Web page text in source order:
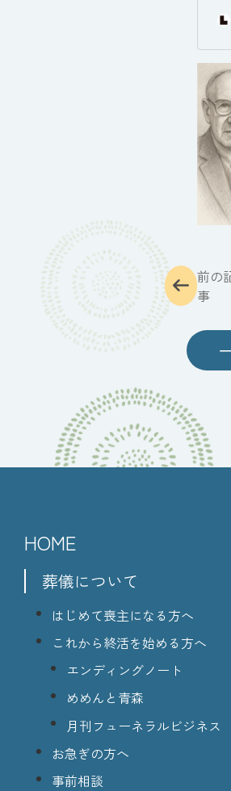
前の
事
HOME
葬儀について
はじめて喪主になる方へ
これから終活を始める方へ
エンディングノート
めめんと青森
月刊フューネラルビジネス
お急ぎの方へ
事前相談